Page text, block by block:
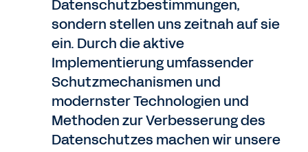
Datenschutzbestimmungen,
sondern stellen uns zeitnah auf sie
ein. Durch die aktive
Implementierung umfassender
Schutzmechanismen und
modernster Technologien und
Methoden zur Verbesserung des
Datenschutzes machen wir unsere